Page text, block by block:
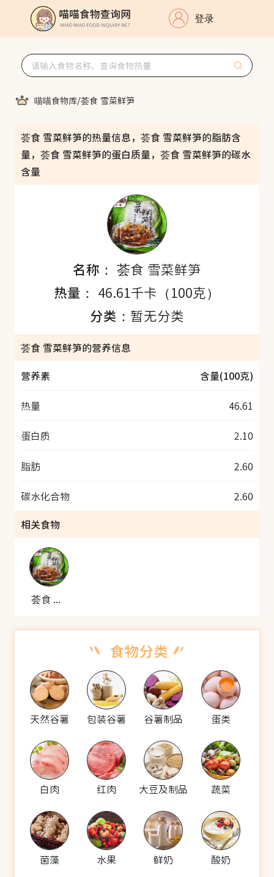
登录
喵喵食物库/荟食 雪菜鲜笋
荟食 雪菜鲜笋的热量信息，荟食 雪菜鲜笋的脂肪含
量，荟食 雪菜鲜笋的蛋白质量，荟食 雪菜鲜笋的碳水
含量
名称： 荟食 雪菜鲜笋
热量： 46.61千卡（100克）
分类： 暂无分类
荟食 雪菜鲜笋的营养信息
营养素
含量(100克)
热量 46.61
蛋白质 2.10
脂肪 2.60
碳水化合物
2.60
相关食物
荟食 雪菜鲜笋
天然谷薯 包装谷薯 谷薯制品 蛋类
白肉 红肉 大豆及制品 蔬菜
菌藻 水果 鲜奶 酸奶